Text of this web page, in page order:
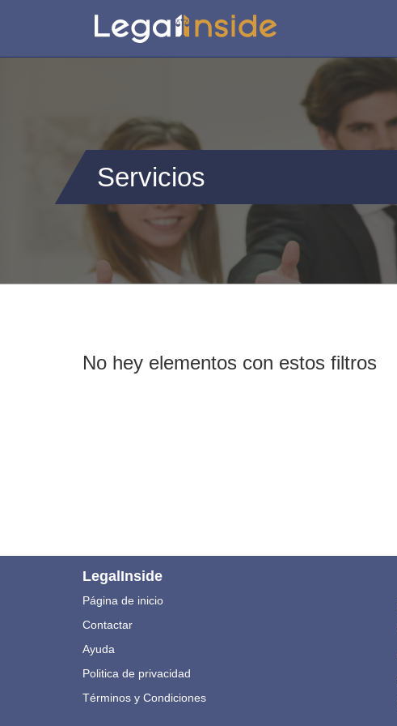
Servicios
No hey elementos con estos filtros
LegalInside
Página de inicio
Contactar
Ayuda
Politica de privacidad
Términos y Condiciones